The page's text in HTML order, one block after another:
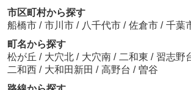
市区町村から探す
船橋市 / 市川市 / 八千代市 / 佐倉市 / 千葉
町名から探す
松が丘 / 大穴北 / 大穴南 / 二和東 / 習志野
二和西 / 大和田新田 / 高野台 / 曽谷